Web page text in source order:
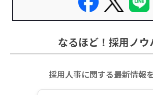
なるほど！採用ノウ
採用人事に関する最新情報